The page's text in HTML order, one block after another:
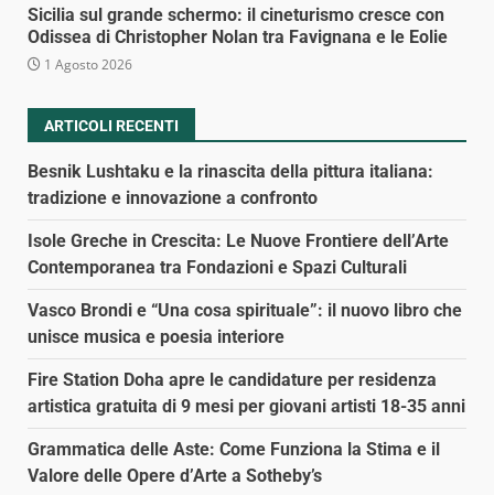
Sicilia sul grande schermo: il cineturismo cresce con
Odissea di Christopher Nolan tra Favignana e le Eolie
1 Agosto 2026
ARTICOLI RECENTI
Besnik Lushtaku e la rinascita della pittura italiana:
tradizione e innovazione a confronto
Isole Greche in Crescita: Le Nuove Frontiere dell’Arte
Contemporanea tra Fondazioni e Spazi Culturali
Vasco Brondi e “Una cosa spirituale”: il nuovo libro che
unisce musica e poesia interiore
Fire Station Doha apre le candidature per residenza
artistica gratuita di 9 mesi per giovani artisti 18-35 anni
Grammatica delle Aste: Come Funziona la Stima e il
Valore delle Opere d’Arte a Sotheby’s